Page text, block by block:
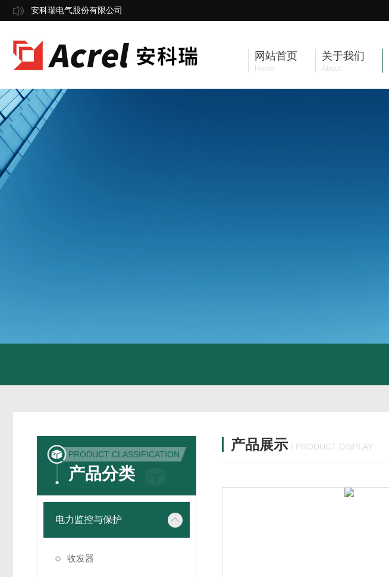
安科瑞电气股份有限公司
网站首页
Home
关于我们
About
产品展示 / PRODUCT DISPLAY
PRODUCT CLASSIFICATION
产品分类
电力监控与保护
收发器